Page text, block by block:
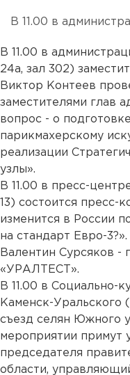
В 11.00 в
В 11.00 в
24а, зал 302)
Виктор Контеев
заместителями глав
вопрос - о
парикмахерскому
реализации
узлы».
В 11.00 в пресс-
13) состоится пресс-
изменится в России
на стандарт Евро-
Валентин Сурсяков -
«УРАЛТЕСТ».
В 11.00 в Социально-
Каменск-Уральского
съезд селян Южного
мероприятии примут
председателя
области,